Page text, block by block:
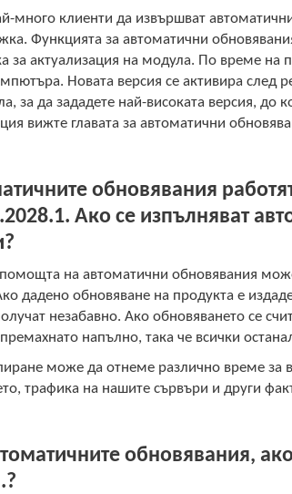
много клиенти да извършват
Функцията за автоматични
за актуализация на модула. По време на
Новата версия се активира след
за да зададете най-високата версия, до
вижте главата за автоматични
обновявания
Ако се изпълняват
на автоматични обновявания
дадено обновяване на продукта е
незабавно. Ако обновяването се
напълно, така че всички
може да отнеме различно време за
трафика на нашите сървъри и други
обновявания,